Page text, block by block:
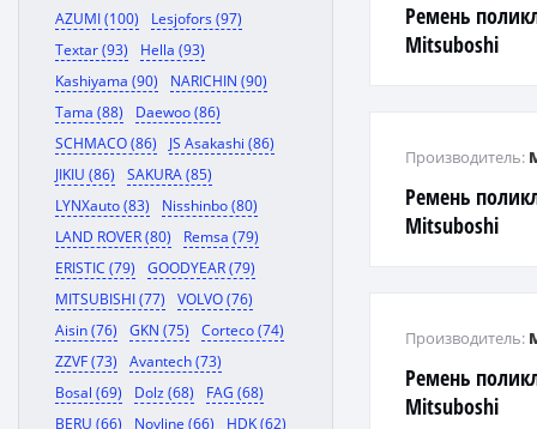
AZUMI (100)
Lesjofors (97)
Textar (93)
Hella (93)
Kashiyama (90)
NARICHIN (90)
Tama (88)
Daewoo (86)
SCHMACO (86)
JS Asakashi (86)
JIKIU (86)
SAKURA (85)
LYNXauto (83)
Nisshinbo (80)
LAND ROVER (80)
Remsa (79)
ERISTIC (79)
GOODYEAR (79)
MITSUBISHI (77)
VOLVO (76)
Aisin (76)
GKN (75)
Corteco (74)
ZZVF (73)
Avantech (73)
Bosal (69)
Dolz (68)
FAG (68)
BERU (66)
Novline (66)
HDK (62)
Ремень
Mitsuboshi
Ремень
Mitsuboshi
Производитель:
Ремень
Mitsuboshi
Производитель: